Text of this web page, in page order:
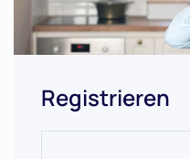
Registrieren